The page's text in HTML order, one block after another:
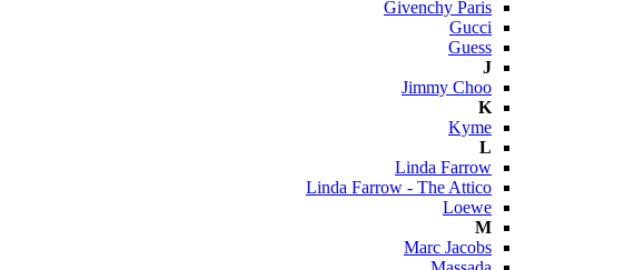
Givenchy Paris
Gucci
Guess
J
Jimmy Choo
K
Kyme
L
Linda Farrow
Linda Farrow - The Attico
Loewe
M
Marc Jacobs